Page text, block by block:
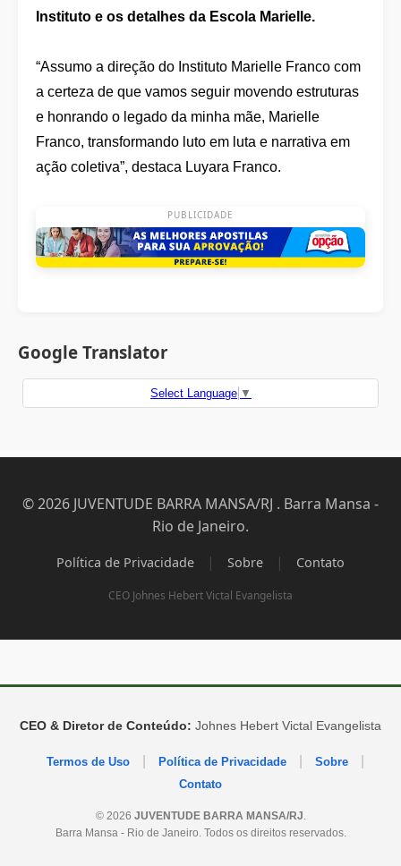
Instituto e os detalhes da Escola Marielle.
“Assumo a direção do Instituto Marielle Franco com
a certeza de que vamos seguir movendo estruturas
e honrando o legado da minha mãe, Marielle
Franco, transformando luto em luta e narrativa em
ação coletiva”, destaca Luyara Franco.
PUBLICIDADE
Google Translator
Select Language ▼
© 2026 JUVENTUDE BARRA MANSA/RJ . Barra Mansa -
Rio de Janeiro.
Política de Privacidade | Sobre | Contato
CEO Johnes Hebert Victal Evangelista
CEO & Diretor de Conteúdo: Johnes Hebert Victal Evangelista
Termos de Uso Política de Privacidade Sobre
Contato
© 2026 JUVENTUDE BARRA MANSA/RJ.
Barra Mansa - Rio de Janeiro. Todos os direitos reservados.